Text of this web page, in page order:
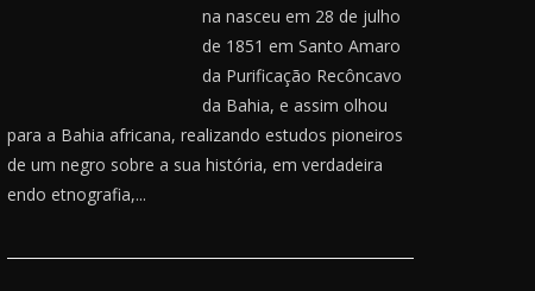
na nasceu em 28 de julho
de 1851 em Santo Amaro
da Purificação Recôncavo
da Bahia, e assim olhou
para a Bahia africana, realizando estudos pioneiros
de um negro sobre a sua história, em verdadeira
endo etnografia,...